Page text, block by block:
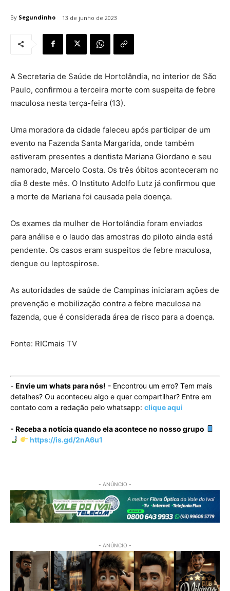
By Segundinho 13 de junho de 2023
A Secretaria de Saúde de Hortolândia, no interior de São
Paulo, confirmou a terceira morte com suspeita de febre
maculosa nesta terça-feira (13).
Uma moradora da cidade faleceu após participar de um
evento na Fazenda Santa Margarida, onde também
estiveram presentes a dentista Mariana Giordano e seu
namorado, Marcelo Costa. Os três óbitos aconteceram no
dia 8 deste mês. O Instituto Adolfo Lutz já confirmou que
a morte de Mariana foi causada pela doença.
Os exames da mulher de Hortolândia foram enviados
para análise e o laudo das amostras do piloto ainda está
pendente. Os casos eram suspeitos de febre maculosa,
dengue ou leptospirose.
As autoridades de saúde de Campinas iniciaram ações de
prevenção e mobilização contra a febre maculosa na
fazenda, que é considerada área de risco para a doença.
Fonte: RICmais TV
- Envie um whats para nós! - Encontrou um erro? Tem mais
detalhes? Ou aconteceu algo e quer compartilhar? Entre em
contato com a redação pelo whatsapp: clique aqui
- Receba a notícia quando ela acontece no nosso grupo
https://is.gd/2nA6u1
- ANÚNCIO -
- ANÚNCIO -